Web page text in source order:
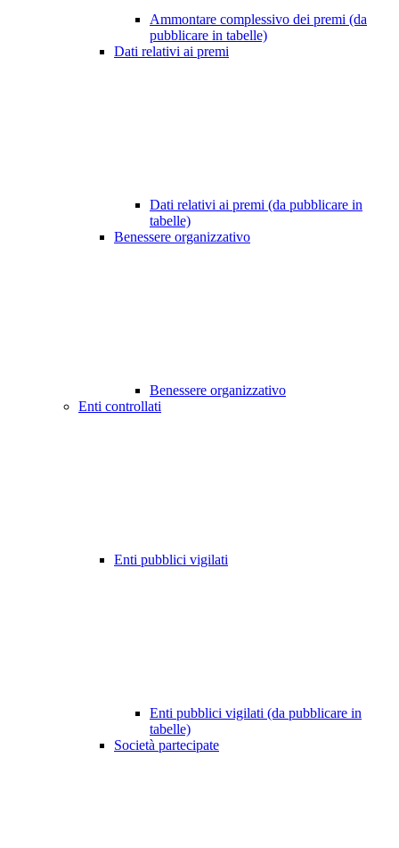
Ammontare complessivo dei premi (da
pubblicare in tabelle)
Dati relativi ai premi
Dati relativi ai premi (da pubblicare in
tabelle)
Benessere organizzativo
Benessere organizzativo
Enti controllati
Enti pubblici vigilati
Enti pubblici vigilati (da pubblicare in
tabelle)
Società partecipate